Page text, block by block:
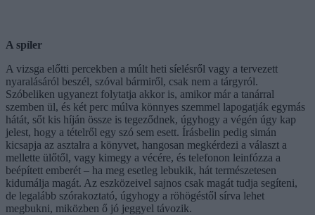
A spíler
A vizsga előtti percekben a múlt heti síelésről vagy a tervezett
nyaralásáról beszél, szóval bármiről, csak nem a tárgyról.
Szóbeliken ugyanezt folytatja akkor is, amikor már a tanárral
szemben ül, és két perc múlva könnyes szemmel lapogatják egymás
hátát, sőt kis híján össze is tegeződnek, úgyhogy a végén úgy kap
jelest, hogy a tételről egy szó sem esett. Írásbelin pedig simán
kicsapja az asztalra a könyvet, hangosan megkérdezi a választ a
mellette ülőtől, vagy kimegy a vécére, és telefonon leinfózza a
beépített emberét – ha meg esetleg lebukik, hát természetesen
kidumálja magát. Az eszközeivel sajnos csak magát tudja segíteni,
de legalább szórakoztató, úgyhogy a röhögéstől sírva lehet
megbukni, miközben ő jó jeggyel távozik.